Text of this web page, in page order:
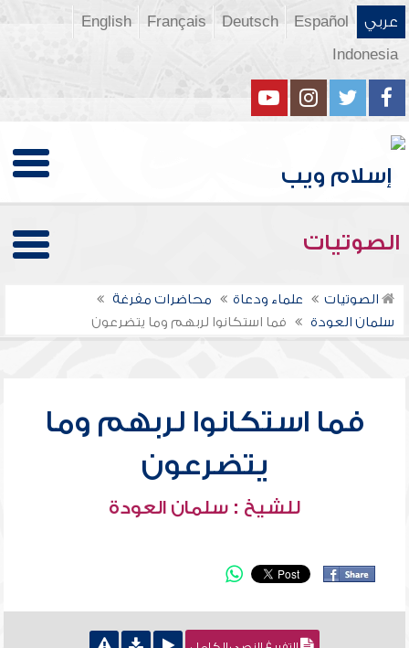
عربي Español
Deutsch
Français
English
Indonesia
الصوتيات
الصوتيات علماء ودعاة
محاضرات مفرغة
سلمان العودة
فما استكانوا لربهم وما يتضرعون
فما استكانوا لربهم وما
يتضرعون
للشيخ : سلمان العودة